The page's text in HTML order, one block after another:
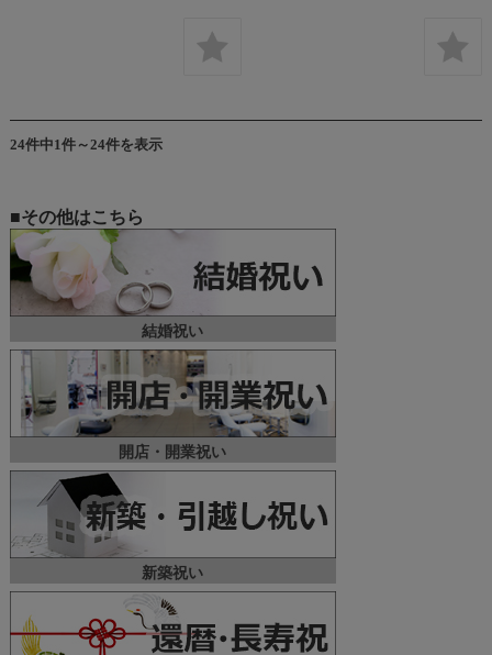
24件中1件～24件を表示
■その他はこちら
結婚祝い
開店・開業祝い
新築祝い